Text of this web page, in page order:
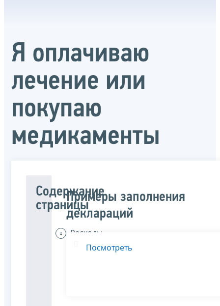
Я оплачиваю
лечение или
покупаю
медикаменты
Содержание
страницы
Расходы,
включаемые
в состав
Примеры заполнения
деклараций
Посмотреть